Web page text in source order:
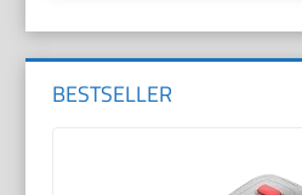
BESTSELLER